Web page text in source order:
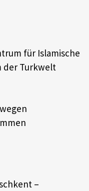
für Islamische
der Turkwelt
–